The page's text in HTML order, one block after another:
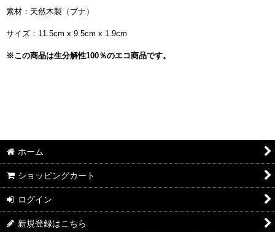
素材：天然木製（ブナ）
サイズ：11.5cm x 9.5cm x 1.9cm
※この商品は生分解性100％のエコ商品です。
ホーム
ショッピングカート
ログイン
新規登録はこちら